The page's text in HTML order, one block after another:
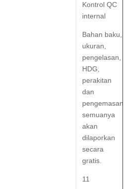
Kontrol QC
internal
Bahan baku,
ukuran,
pengelasan,
HDG,
perakitan
dan
pengemasan
semuanya
akan
dilaporkan
secara
gratis.
11